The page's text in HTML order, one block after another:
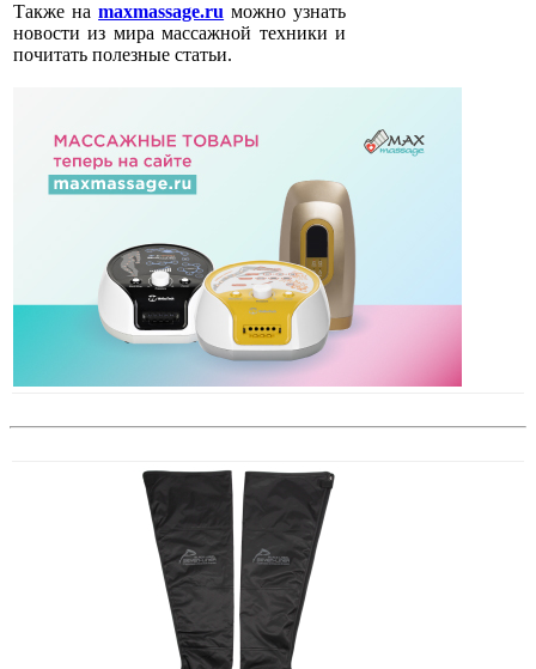
Также наmaxmassage.ru можно узнать
новости из мира массажной техники и
почитать полезные статьи.